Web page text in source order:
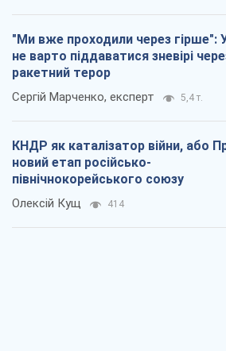
"Ми вже проходили через гірше":
не варто піддаватися зневірі
ракетний терор
Сергій Марченко, експерт 5,4 т.
КНДР як каталізатор війни, або
новий етап російсько-
північнокорейського союзу
Олексій Кущ 414